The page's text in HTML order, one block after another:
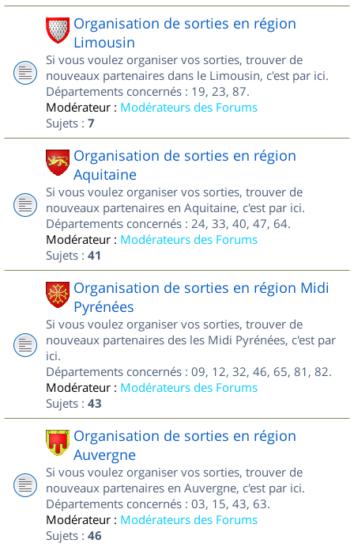
Organisation de sorties en région
Limousin
Si vous voulez organiser vos sorties, trouver de
nouveaux partenaires dans le Limousin, c'est par ici.
Départements concernés : 19, 23, 87.
Modérateur : Modérateurs des Forums
Sujets : 7
Organisation de sorties en région
Aquitaine
Si vous voulez organiser vos sorties, trouver de
nouveaux partenaires en Aquitaine, c'est par ici.
Départements concernés : 24, 33, 40, 47, 64.
Modérateur : Modérateurs des Forums
Sujets : 41
Organisation de sorties en région Midi
Pyrénées
Si vous voulez organiser vos sorties, trouver de
nouveaux partenaires des les Midi Pyrénées, c'est par
ici.
Départements concernés : 09, 12, 32, 46, 65, 81, 82.
Modérateur : Modérateurs des Forums
Sujets : 43
Organisation de sorties en région
Auvergne
Si vous voulez organiser vos sorties, trouver de
nouveaux partenaires en Auvergne, c'est par ici.
Départements concernés : 03, 15, 43, 63.
Modérateur : Modérateurs des Forums
Sujets : 46